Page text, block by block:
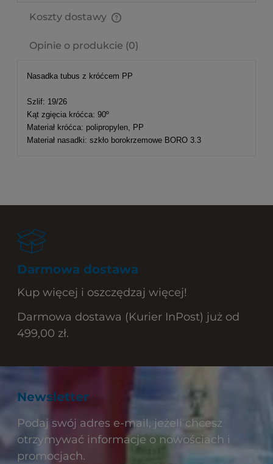
Koszty dostawy
Opinie o produkcie (0)
Nasadka tubus z króćcem PP
Szlif: 19/26
Kąt zgięcia króćca: 90º
Materiał króćca: polipropylen, PP
Materiał nasadki: szkło borokrzemowe BORO 3.3
Darmowa dostawa
Kup więcej i oszczędzaj więcej!
Darmowa dostawa (Kurier InPost) już od
499,00 zł.
Newsletter
Podaj swój adres e-mail, jeżeli chcesz
otrzymywać informacje o nowościach i
promocjach.